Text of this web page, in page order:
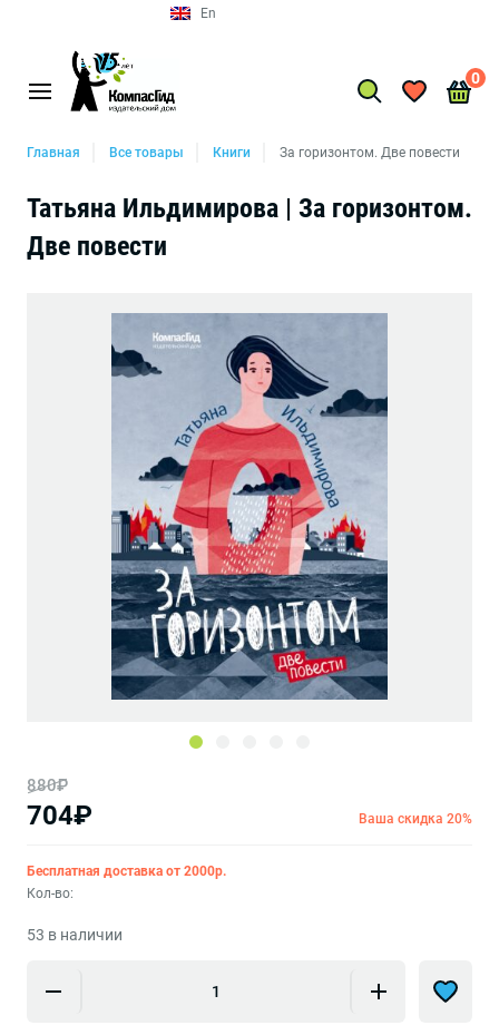
Главная Все товары Книги За горизонтом. Две повести
Татьяна Ильдимирова | За горизонтом.
Две повести
880₽
704₽ Ваша скидка 20%
Бесплатная доставка от 2000р.
Кол-во:
53 в наличии
En
0